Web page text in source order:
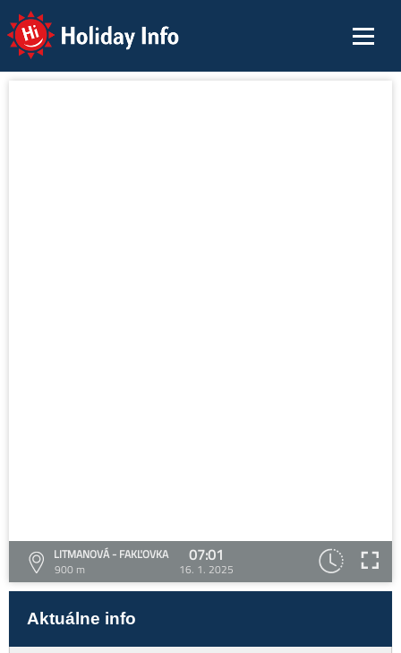
Holiday Info
LITMANOVÁ - FAKĽOVKA
900 m
07:01
16. 1. 2025
Aktuálne info